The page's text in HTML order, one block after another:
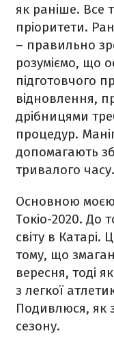
як раніше. Все
пріоритети.
– правильно
розуміємо, що
підготовчого
відновлення,
дрібницями
процедур.
допомагають
тривалого часу.
Основною
Токіо-2020. До
світу в Катарі.
тому, що
вересня, тоді
з легкої
Подивлюся, як
сезону.